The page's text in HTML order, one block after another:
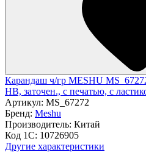
Карандаш ч/гр MESHU
HB, заточен., с печатью, с
Артикул: MS_67272
Бренд: Meshu
Производитель: Китай
Код 1С: 10726905
Другие характеристики